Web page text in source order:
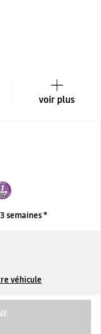
voir plus
semaines *
véhicule